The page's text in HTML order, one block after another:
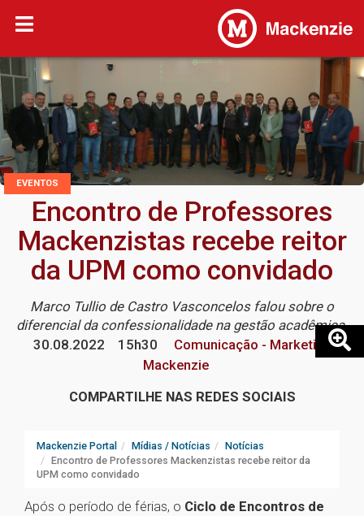
EVENTOS
Encontro de Professores
Mackenzistas recebe reitor
da UPM como convidado
Marco Tullio de Castro Vasconcelos falou sobre o
diferencial da confessionalidade na gestão acadêmica
30.08.2022
15h30
Comunicação - Marketing
Mackenzie
COMPARTILHE NAS REDES SOCIAIS
Mackenzie Portal Mídias / Notícias
Notícias
Encontro de Professores Mackenzistas recebe reitor da
UPM como convidado
Após o período de férias, o Ciclo de Encontros de